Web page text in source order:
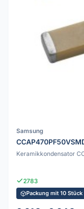
Samsung
Keramikkondensator
2783
Packung mit 10 Stück